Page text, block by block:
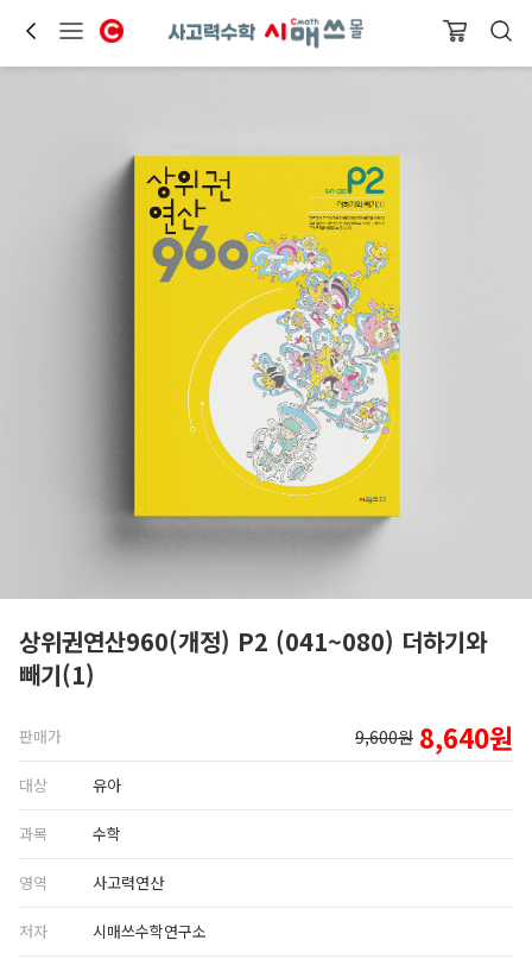
상위권연산960(개정) P2 (041~080) 더하기와
빼기(1)
판매가 9,600원 8,640원
대상 유아
과목 수학
영역 사고력연산
저자 시매쓰수학연구소